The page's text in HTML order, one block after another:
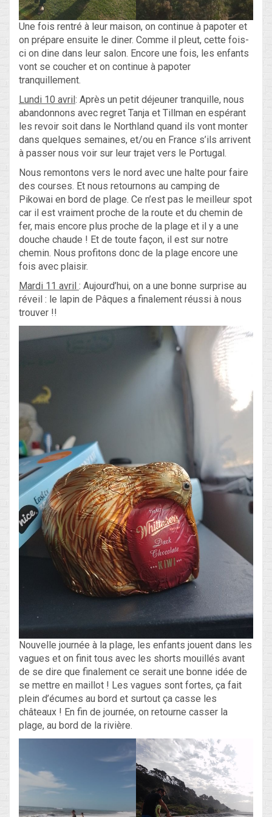
Une fois rentré à leur maison, on continue à papoter et
on prépare ensuite le diner. Comme il pleut, cette fois-
ci on dine dans leur salon. Encore une fois, les enfants
vont se coucher et on continue à papoter
tranquillement.
Lundi 10 avril: Après un petit déjeuner tranquille, nous
abandonnons avec regret Tanja et Tillman en espérant
les revoir soit dans le Northland quand ils vont monter
dans quelques semaines, et/ou en France s’ils arrivent
à passer nous voir sur leur trajet vers le Portugal.
Nous remontons vers le nord avec une halte pour faire
des courses. Et nous retournons au camping de
Pikowai en bord de plage. Ce n’est pas le meilleur spot
car il est vraiment proche de la route et du chemin de
fer, mais encore plus proche de la plage et il y a une
douche chaude ! Et de toute façon, il est sur notre
chemin. Nous profitons donc de la plage encore une
fois avec plaisir.
Mardi 11 avril : Aujourd’hui, on a une bonne surprise au
réveil : le lapin de Pâques a finalement réussi à nous
trouver !!
Nouvelle journée à la plage, les enfants jouent dans les
vagues et on finit tous avec les shorts mouillés avant
de se dire que finalement ce serait une bonne idée de
se mettre en maillot ! Les vagues sont fortes, ça fait
plein d’écumes au bord et surtout ça casse les
châteaux ! En fin de journée, on retourne casser la
plage, au bord de la rivière.